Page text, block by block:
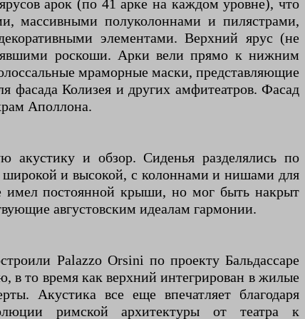
арок (по 41 арке на каждом уровне), что
массивными полуколоннами и пилястрами,
элементами. Верхний ярус (не
роскоши. Арки вели прямо к нижним
мраморные маски, представляющие
фасада Колизея и других амфитеатров. Фасад
Аполлона.
акустику и обзор. Сиденья разделялись по
и высокой, с колоннами и нишами для
имел постоянной крыши, но мог быть накрыт
августовским идеалам гармонии.
Palazzo Orsini по проекту Бальдассаре
то время как верхний интегрирован в жилые
Акустика все еще впечатляет благодаря
римской архитектуры от театра к